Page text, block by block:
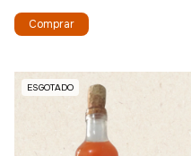
ESGOTADO